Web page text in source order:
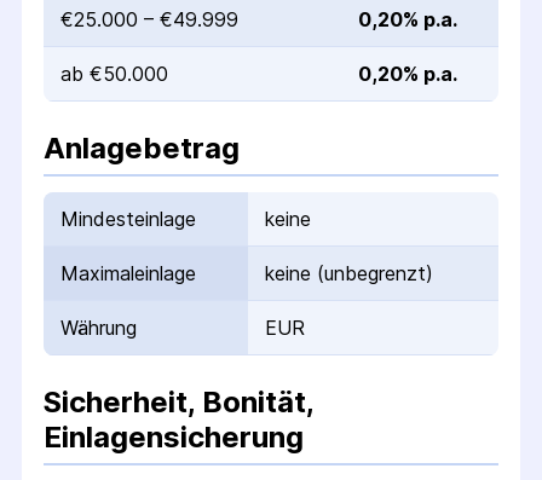
€25.000 – €49.999 0,20% p.a.
ab €50.000 0,20% p.a.
Anlagebetrag
Mindesteinlage keine
Maximaleinlage keine (unbegrenzt)
Währung EUR
Sicherheit, Bonität,
Einlagensicherung